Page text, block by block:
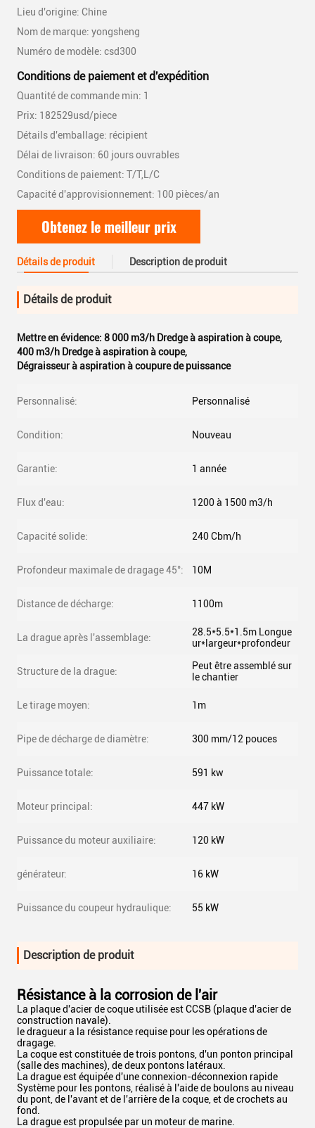
Lieu d'origine: Chine
Nom de marque: yongsheng
Numéro de modèle: csd300
Conditions de paiement et d'expédition
Quantité de commande min: 1
Prix: 182529usd/piece
Détails d'emballage: récipient
Délai de livraison: 60 jours ouvrables
Conditions de paiement: T/T,L/C
Capacité d'approvisionnement: 100 pièces/an
Obtenez le meilleur prix
Détails de produit Description de produit
Détails de produit
Mettre en évidence: 8 000 m3/h Dredge à aspiration à coupe,
400 m3/h Dredge à aspiration à coupe,
Dégraisseur à aspiration à coupure de puissance
Personnalisé: Personnalisé
Condition: Nouveau
Garantie: 1 année
Flux d'eau: 1200 à 1500 m3/h
Capacité solide: 240 Cbm/h
Profondeur maximale de dragage 45°: 10M
Distance de décharge: 1100m
La drague après l'assemblage:
28.5*5.5*1.5m Longue
ur*largeur*profondeur
Structure de la drague:
Peut être assemblé sur
le chantier
Le tirage moyen: 1m
Pipe de décharge de diamètre: 300 mm/12 pouces
Puissance totale: 591 kw
Moteur principal: 447 kW
Puissance du moteur auxiliaire: 120 kW
générateur: 16 kW
Puissance du coupeur hydraulique: 55 kW
Description de produit
Résistance à la corrosion de l'air
La plaque d'acier de coque utilisée est CCSB (plaque d'acier de
construction navale).
le dragueur a la résistance requise pour les opérations de
dragage.
La coque est constituée de trois pontons, d'un ponton principal
(salle des machines), de deux pontons latéraux.
La drague est équipée d'une connexion-déconnexion rapide
Système pour les pontons, réalisé à l'aide de boulons au niveau
du pont, de l'avant et de l'arrière de la coque, et de crochets au
fond.
La drague est propulsée par un moteur de marine.